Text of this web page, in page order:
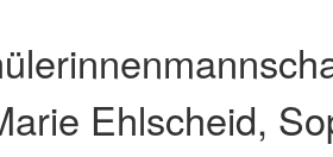
Ehlscheid,